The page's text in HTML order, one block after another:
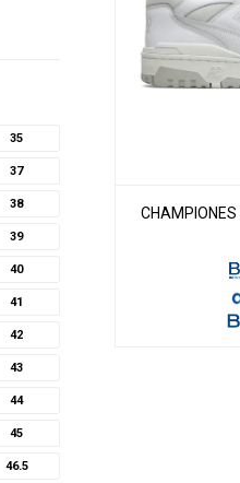
35
37
38
39
40
41
42
43
44
45
46.5